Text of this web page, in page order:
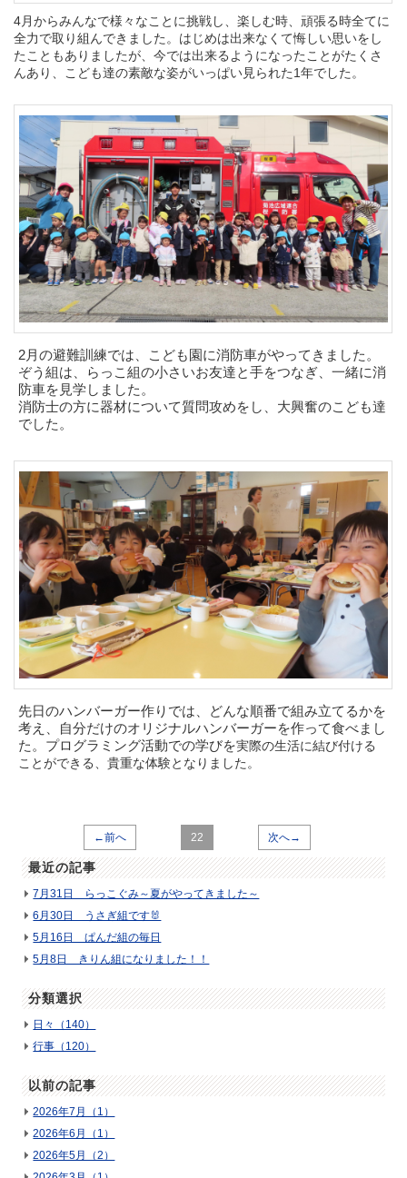
4月からみんなで様々なことに挑戦し、楽しむ時、頑張る時全てに
全力で取り組んできました。はじめは出来なくて悔しい思いをし
たこともありましたが、今では出来るようになったことがたくさ
んあり、こども達の素敵な姿がいっぱい見られた1年でした。
2月の避難訓練では、こども園に消防車がやってきました。
ぞう組は、らっこ組の小さいお友達と手をつなぎ、一緒に消
防車を見学しました。
消防士の方に器材について質問攻めをし、大興奮のこども達
でした。
先日のハンバーガー作りでは、どんな順番で組み立てるかを
考え、自分だけのオリジナルハンバーガーを作って食べまし
た。プログラミング活動での学びを実際の生活に結び付ける
ことができる、貴重な体験となりました。
←前へ 22 次へ→
最近の記事
7月31日 らっこぐみ～夏がやってきました～
6月30日 うさぎ組です🐰
5月16日 ぱんだ組の毎日
5月8日 きりん組になりました！！
分類選択
日々（140）
行事（120）
以前の記事
2026年7月（1）
2026年6月（1）
2026年5月（2）